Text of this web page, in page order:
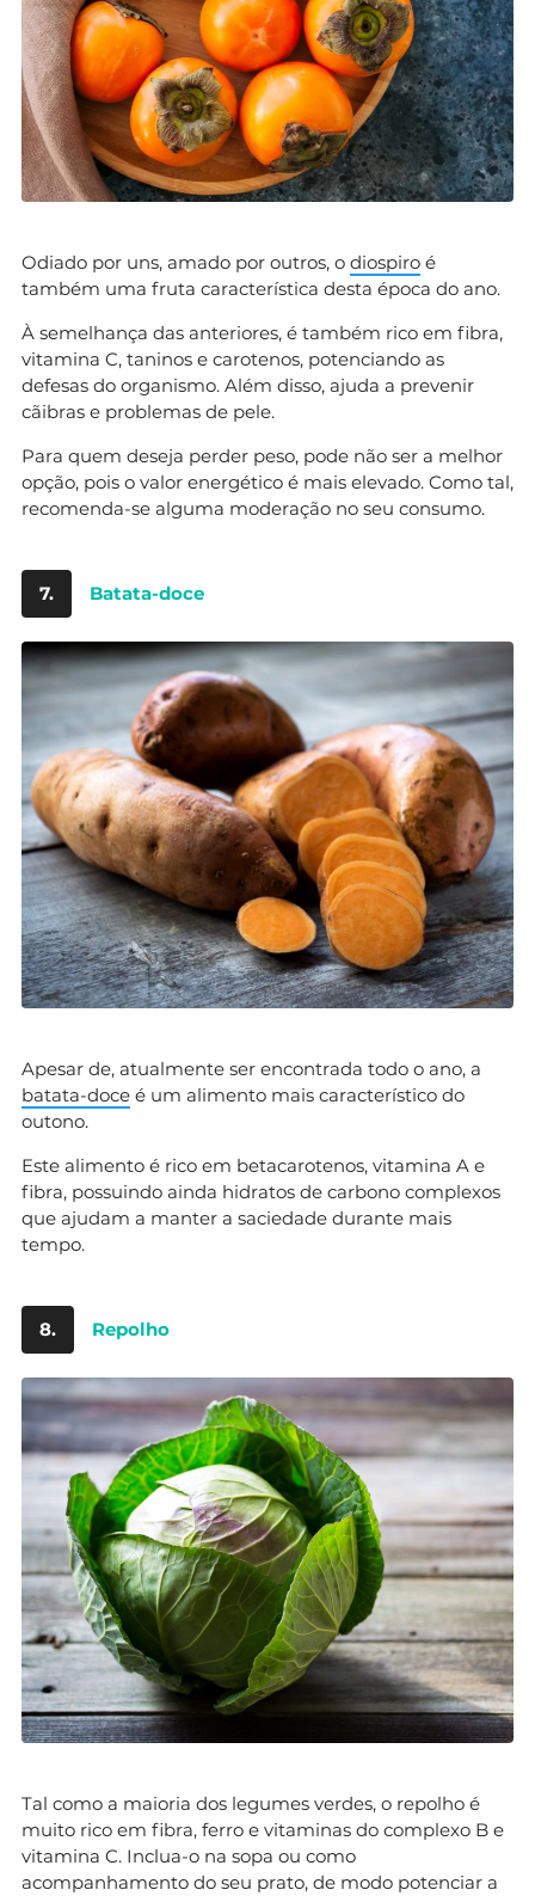
Odiado por uns, amado por outros, o diospiro é
também uma fruta característica desta época do ano.
À semelhança das anteriores, é também rico em fibra,
vitamina C, taninos e carotenos, potenciando as
defesas do organismo. Além disso, ajuda a prevenir
cãibras e problemas de pele.
Para quem deseja perder peso, pode não ser a melhor
opção, pois o valor energético é mais elevado. Como tal,
recomenda-se alguma moderação no seu consumo.
7. Batata-doce
Apesar de, atualmente ser encontrada todo o ano, a
batata-doce é um alimento mais característico do
outono.
Este alimento é rico em betacarotenos, vitamina A e
fibra, possuindo ainda hidratos de carbono complexos
que ajudam a manter a saciedade durante mais
tempo.
8. Repolho
Tal como a maioria dos legumes verdes, o repolho é
muito rico em fibra, ferro e vitaminas do complexo B e
vitamina C. Inclua-o na sopa ou como
acompanhamento do seu prato, de modo potenciar a